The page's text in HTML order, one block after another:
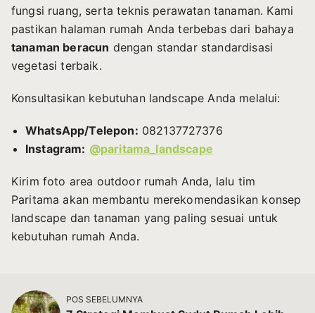
fungsi ruang, serta teknis perawatan tanaman. Kami
pastikan halaman rumah Anda terbebas dari bahaya
tanaman beracun dengan standar standardisasi
vegetasi terbaik.
Konsultasikan kebutuhan landscape Anda melalui:
WhatsApp/Telepon: 082137727376
Instagram: @paritama_landscape
Kirim foto area outdoor rumah Anda, lalu tim
Paritama akan membantu merekomendasikan konsep
landscape dan tanaman yang paling sesuai untuk
kebutuhan rumah Anda.
POS SEBELUMNYA